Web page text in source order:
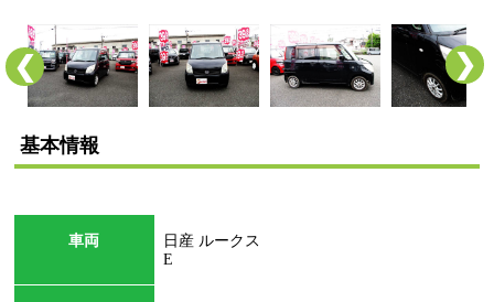
❮ ❯
基本情報
車両
日産 ルークス
E